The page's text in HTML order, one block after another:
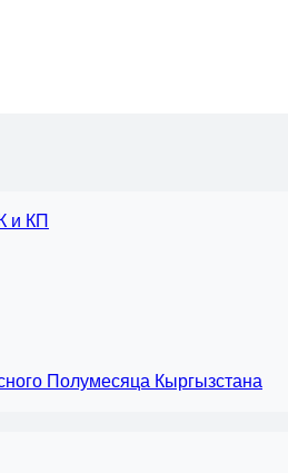
и КП
Полумесяца Кыргызстана